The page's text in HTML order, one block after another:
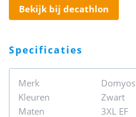
bekijk bij decathlon
specificaties
Merk
Domyos
Kleuren
Zwart
Maten
3XL EF